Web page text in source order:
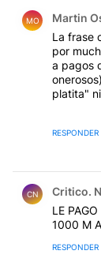
MO Martin
La frase
por
a pagos
platita"
deuda"
porque
Un país
estable
RESPONDER
CN Critico.
LE
1000 M
RESPONDER